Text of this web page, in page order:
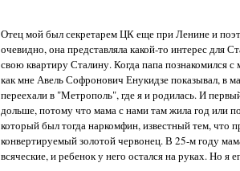
Отец мой был секретарем ЦК еще при Ленине и
очевидно, она представляла какой-то интерес для
свою квартиру Сталину. Когда папа познакомился
как мне Авель Софронович Енукидзе показывал, в
переехали в "Метрополь", где я и родилась. И
дольше, потому что мама с нами там жила год или
который был тогда наркомфин, известный тем,
конвертируемый золотой червонец. В 25-м году
всяческие, и ребенок у него остался на руках. Но